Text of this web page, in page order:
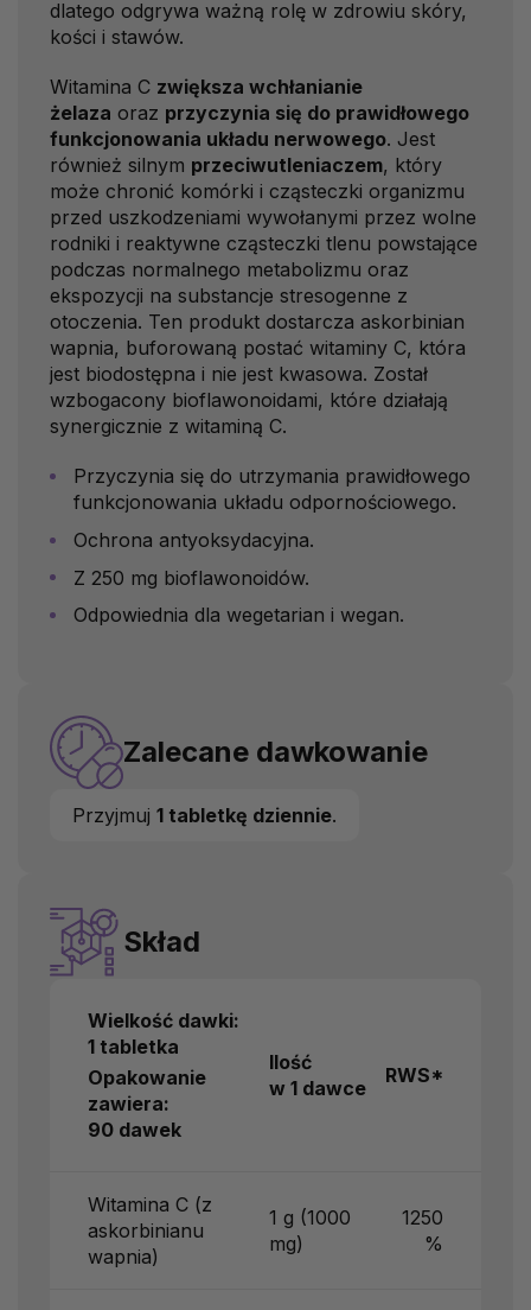
dlatego odgrywa ważną rolę w zdrowiu skóry,
kości i stawów.
Witamina C zwiększa wchłanianie
żelaza oraz przyczynia się do prawidłowego
funkcjonowania układu nerwowego. Jest
również silnym przeciwutleniaczem, który
może chronić komórki i cząsteczki organizmu
przed uszkodzeniami wywołanymi przez wolne
rodniki i reaktywne cząsteczki tlenu powstające
podczas normalnego metabolizmu oraz
ekspozycji na substancje stresogenne z
otoczenia. Ten produkt dostarcza askorbinian
wapnia, buforowaną postać witaminy C, która
jest biodostępna i nie jest kwasowa. Został
wzbogacony bioflawonoidami, które działają
synergicznie z witaminą C.
Przyczynia się do utrzymania prawidłowego
funkcjonowania układu odpornościowego.
Ochrona antyoksydacyjna.
Z 250 mg bioflawonoidów.
Odpowiednia dla wegetarian i wegan.
Zalecane dawkowanie
Przyjmuj1 tabletkę dziennie.
Skład
Wielkość dawki:
1 tabletka
Opakowanie
zawiera:
90 dawek
Ilość
w 1 dawce
RWS*
Witamina C (z
askorbinianu
wapnia)
1 g (1000
mg)
1250
%